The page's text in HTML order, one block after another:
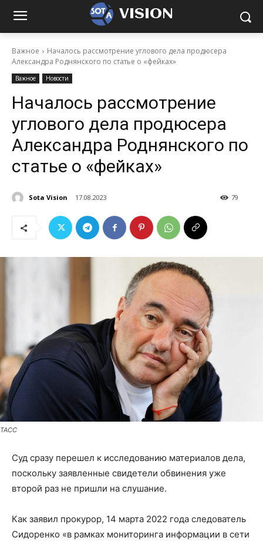
VISION
Важное
Началось рассмотрение углового дела продюсера
Александра Роднянского по статье о «фейках»
Важное Новости
Началось рассмотрение
углового дела продюсера
Александра Роднянского по
статье о «фейках»
Sota Vision 17.08.2023 79
ТАСС
Суд сразу перешел к исследованию материалов дела,
поскольку заявленные свидетели обвинения уже
второй раз не пришли на слушание.
Как заявил прокурор, 14 марта 2022 года следователь
Сидоренко «в рамках мониторинга информации в сети